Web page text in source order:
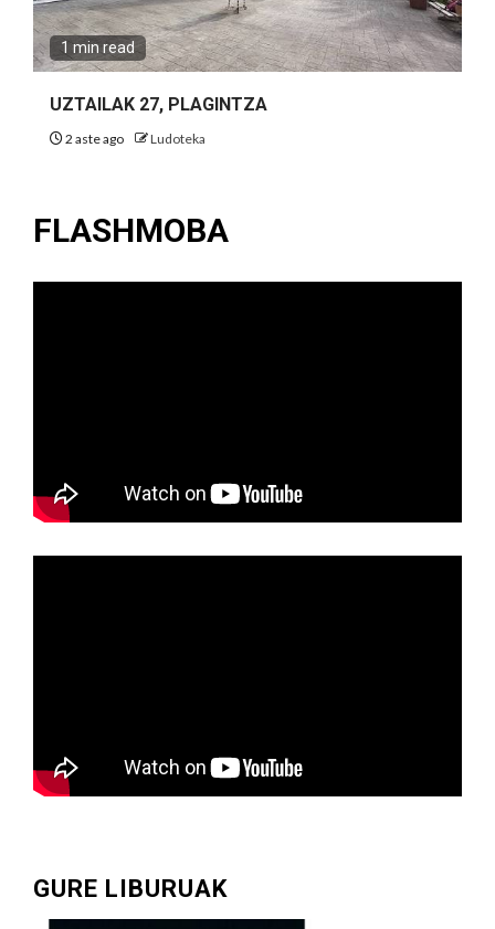
1 min read
UZTAILAK 27, PLAGINTZA
2 aste ago Ludoteka
FLASHMOBA
GURE LIBURUAK